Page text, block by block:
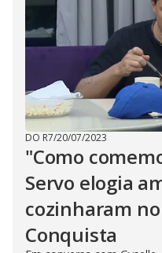
DO R7/20/07/2023
"Como
Servo elogia
cozinharam
Conquista